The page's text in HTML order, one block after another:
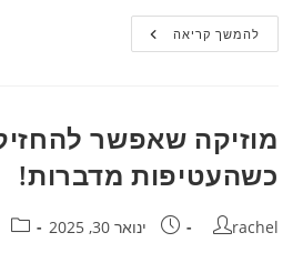
להמשך קריאהלחם
כוסמין
על
ועל
כל
שביניהם
מוזיקה שאפשר
כשהעטיפות מדברות!
מחבר:
rachel פורסם:ינואר 30, 2025